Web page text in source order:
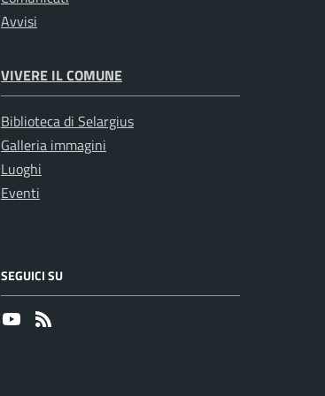
Avvisi
VIVERE IL COMUNE
Biblioteca di Selargius
Galleria immagini
Luoghi
Eventi
SEGUICI SU
Youtube